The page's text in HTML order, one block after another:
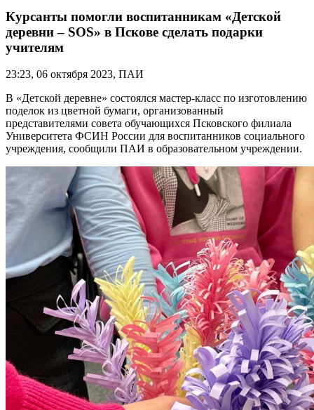
Курсанты помогли воспитанникам «Детской
деревни – SOS» в Пскове сделать подарки
учителям
23:23, 06 октября 2023, ПАИ
В «Детской деревне» состоялся мастер-класс по изготовлению
поделок из цветной бумаги, организованный
представителями совета обучающихся Псковского филиала
Университета ФСИН России для воспитанников социального
учреждения, сообщили ПАИ в образовательном учреждении.